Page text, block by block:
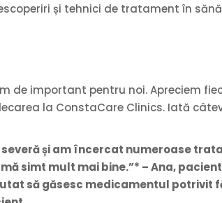
și tehnici de tratament în
de important pentru noi. Apreciem
la ConstaCare Clinics. Iată
și am încercat numeroase
simt mult mai bine.”* – Ana,
să găsesc medicamentul potrivit